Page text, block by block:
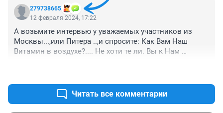
279738665
12 февраля 2024, 17:22
А возьмите интервью у уважаемых участников из
Москвы...,или Питера ..,и спросите: Как Вам Наш
Витамин в воздухе?.... Не хоти те ли. Вы к Нам
Читать все комментарии